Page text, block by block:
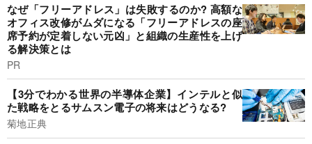
なぜ「フリーアドレス」は失敗するのか? 高額な
オフィス改修がムダになる「フリーアドレスの座
席予約が定着しない元凶」と組織の生産性を上げ
る解決策とは
PR
【3分でわかる世界の半導体企業】インテルと似
た戦略をとるサムスン電子の将来はどうなる?
菊地正典